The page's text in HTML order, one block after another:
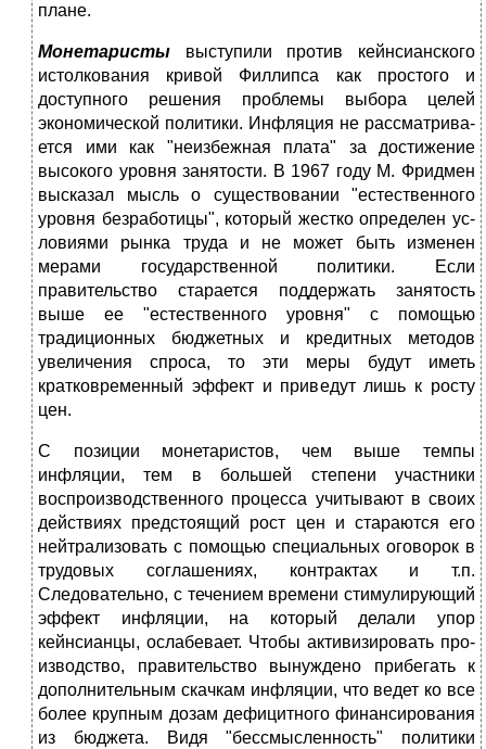
плане.
Монетаристы
выступили против кейнсианского
истолкова­ния кривой Филлипса как простого и
доступного решения проблемы выбора целей
экономической политики. Инфляция не рассматрива­
ется ими как "неизбежная плата" за достижение
высокого уровня занятости. В 1967 году М. Фридмен
высказал мысль о существовании "естественного
уровня безработицы", который жестко определен ус­
ловиями рынка труда и не мо­жет быть изменен
мерами государст­венной политики. Если
правительство старается поддержать занятость
выше ее "естественного уровня" с помо­щью
традиционных бюджет­ных и кредитных методов
увеличения спроса, то эти меры будут иметь
кратковременный эффект и приведут лишь к росту
цен.
С позиции монетаристов, чем выше темпы
инфляции, тем в большей степени участники
воспроизводственного процесса учиты­вают в своих
действиях предстоящий рост цен и стараются его
ней­трализовать с помо­щью специальных оговорок в
трудовых соглаше­ниях, контрактах и т.п.
Следовательно, с течением времени стимули­рующий
эффект инфляции, на который делали упор
кейнсианцы, ослабевает. Чтобы активизировать про­
изводство, правительство вы­нуждено прибегать к
дополнительным скачкам инфляции, что ведет ко все
более крупным дозам дефицитного финансиро­вания
из бюд­жета. Видя "бессмысленность" политики